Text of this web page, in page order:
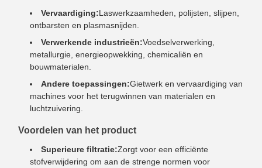
Vervaardiging:Laswerkzaamheden, polijsten, slijpen,
ontbarsten en plasmasnijden.
Verwerkende industrieën:Voedselverwerking,
metallurgie, energieopwekking, chemicaliën en
bouwmaterialen.
Andere toepassingen:Gietwerk en vervaardiging van
machines voor het terugwinnen van materialen en
luchtzuivering.
Voordelen van het product
Superieure filtratie:Zorgt voor een efficiënte
stofverwijdering om aan de strenge normen voor